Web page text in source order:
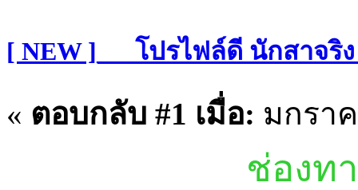
[ NEW ]___โปรไฟล์ดี นักสาจริ
« ตอบกลับ #1 เมื่อ: มกราค
ช่องท